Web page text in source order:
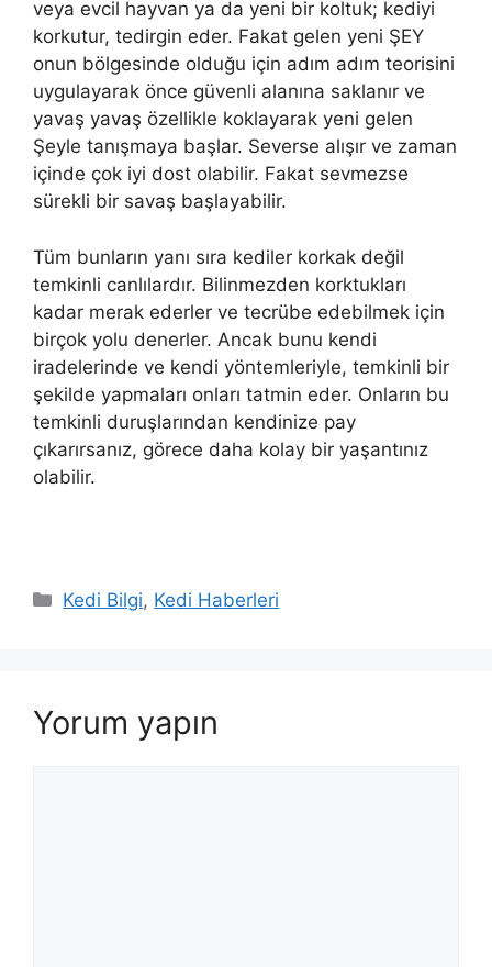
veya evcil hayvan ya da yeni bir koltuk; kediyi
korkutur, tedirgin eder. Fakat gelen yeni ŞEY
onun bölgesinde olduğu için adım adım teorisini
uygulayarak önce güvenli alanına saklanır ve
yavaş yavaş özellikle koklayarak yeni gelen
Şeyle tanışmaya başlar. Severse alışır ve zaman
içinde çok iyi dost olabilir. Fakat sevmezse
sürekli bir savaş başlayabilir.
Tüm bunların yanı sıra kediler korkak değil
temkinli canlılardır. Bilinmezden korktukları
kadar merak ederler ve tecrübe edebilmek için
birçok yolu denerler. Ancak bunu kendi
iradelerinde ve kendi yöntemleriyle, temkinli bir
şekilde yapmaları onları tatmin eder. Onların bu
temkinli duruşlarından kendinize pay
çıkarırsanız, görece daha kolay bir yaşantınız
olabilir.
Kategoriler
Kedi Bilgi, Kedi Haberleri
Yorum yapın